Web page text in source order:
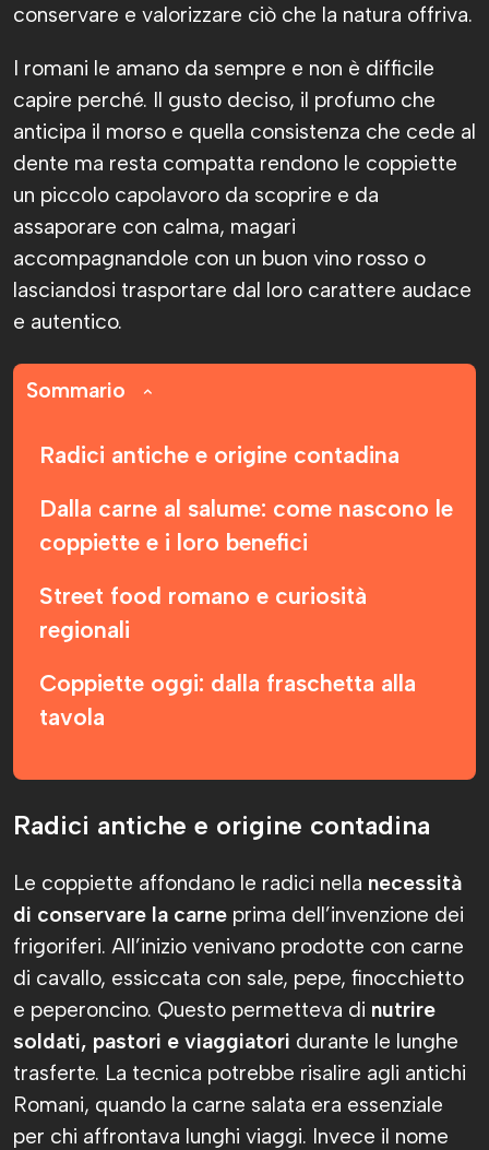
conservare e valorizzare ciò che la natura offriva.
I romani le amano da sempre e non è difficile
capire perché. Il gusto deciso, il profumo che
anticipa il morso e quella consistenza che cede al
dente ma resta compatta rendono le coppiette
un piccolo capolavoro da scoprire e da
assaporare con calma, magari
accompagnandole con un buon vino rosso o
lasciandosi trasportare dal loro carattere audace
e autentico.
Sommario
Radici antiche e origine contadina
Dalla carne al salume: come nascono le
coppiette e i loro benefici
Street food romano e curiosità
regionali
Coppiette oggi: dalla fraschetta alla
tavola
Radici antiche e origine contadina
Le coppiette affondano le radici nella necessità
di conservare la carne prima dell’invenzione dei
frigoriferi. All’inizio venivano prodotte con carne
di cavallo, essiccata con sale, pepe, finocchietto
e peperoncino. Questo permetteva di nutrire
soldati, pastori e viaggiatori durante le lunghe
trasferte. La tecnica potrebbe risalire agli antichi
Romani, quando la carne salata era essenziale
per chi affrontava lunghi viaggi. Invece il nome